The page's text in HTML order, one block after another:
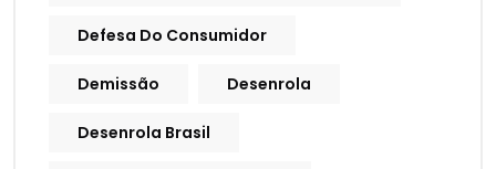
Defesa Do Consumidor
Demissão Desenrola
Desenrola Brasil